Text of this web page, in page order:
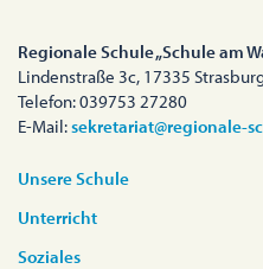
Unsere Schule
Unterricht
Soziales
Regionale Schule „Schule am
Lindenstraße 3c, 17335
Telefon: 039753 27280
E-Mail:sekretariat@regionale-